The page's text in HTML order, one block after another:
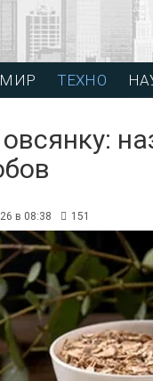
МИР ТЕХНО
в 08:38 151